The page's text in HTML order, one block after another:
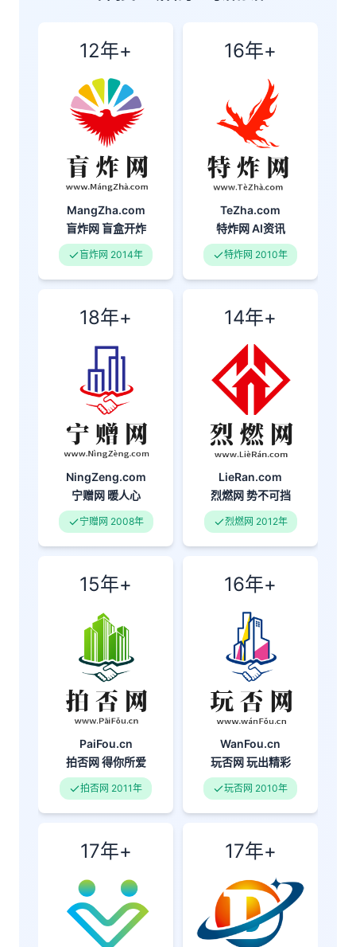
12年+
MangZha.com
盲炸网盲盒开炸
盲炸网 2014年
16年+
TeZha.com
特炸网AI资讯
特炸网 2010年
18年+
NingZeng.com
宁赠网暖人心
宁赠网 2008年
14年+
LieRan.com
烈燃网势不可挡
烈燃网 2012年
15年+
PaiFou.cn
拍否网得你所爱
拍否网 2011年
16年+
WanFou.cn
玩否网玩出精彩
玩否网 2010年
17年+ 17年+